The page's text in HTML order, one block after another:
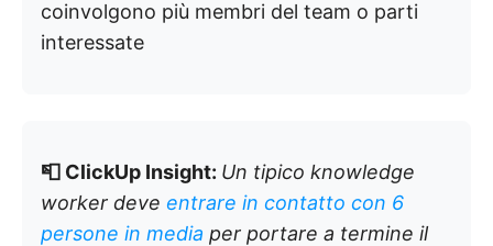
coinvolgono più membri del team o parti
interessate
📮 ClickUp Insight: Un tipico knowledge
worker deve entrare in contatto con 6
persone in media per portare a termine il